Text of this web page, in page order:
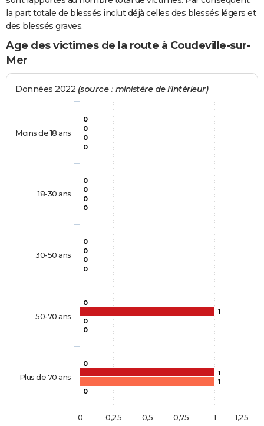
la part totale de blessés inclut déjà celles des blessés légers et
des blessés graves.
Age des victimes de la route à Coudeville-sur-
Mer
Données 2022 (source : ministère de l'Intérieur)
0
0
0
0
0
0
0
0
1
1
0
0
0
0
1
0
0
0
0
0
Moins de 18 ans
18-30 ans
30-50 ans
50-70 ans
Plus de 70 ans
0 1
0,25 0,5 0,75 1,25